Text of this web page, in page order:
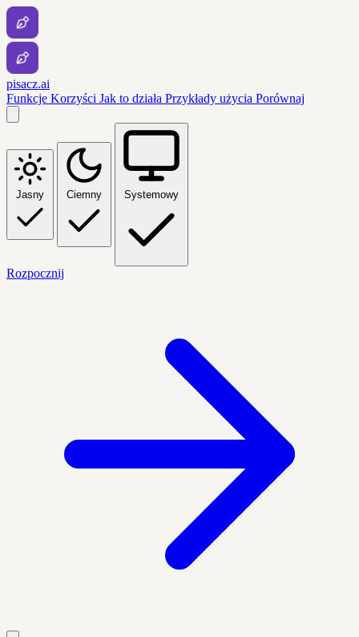
pisacz.ai
Funkcje Korzyści Jak to działa Przykłady użycia Porównaj
Jasny Ciemny Systemowy
Rozpocznij